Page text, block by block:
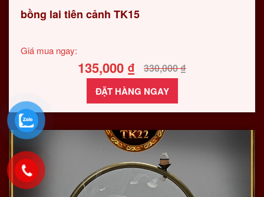
bồng lai tiên cảnh TK15
Giá mua ngay:
330,000₫
135,000 ₫
ĐẶT HÀNG NGAY